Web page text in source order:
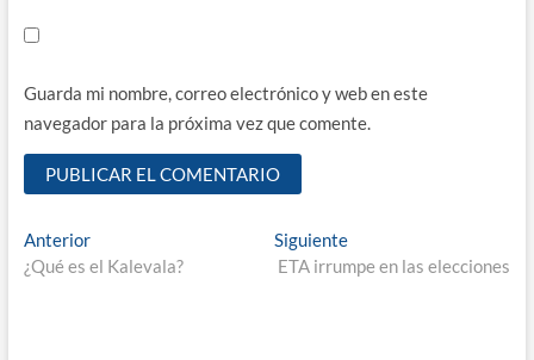
Guarda mi nombre, correo electrónico y web en este
navegador para la próxima vez que comente.
Navegación
de
AnteriorEntrada
anterior:
¿Qué es el Kalevala?
SiguienteEntrada
siguiente:
ETA irrumpe en las elecciones